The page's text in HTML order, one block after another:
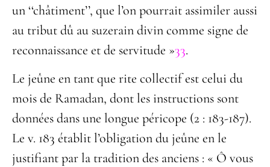
un ‘‘châtiment’’, que l’on pourrait assimiler aussi
au tribut dû au suzerain divin comme signe de
reconnaissance et de servitude »33.
Le jeûne en tant que rite collectif est celui du
mois de Ramadan, dont les instructions sont
données dans une longue péricope (2 : 183-187).
Le v. 183 établit l’obligation du jeûne en le
justifiant par la tradition des anciens : « Ô vous